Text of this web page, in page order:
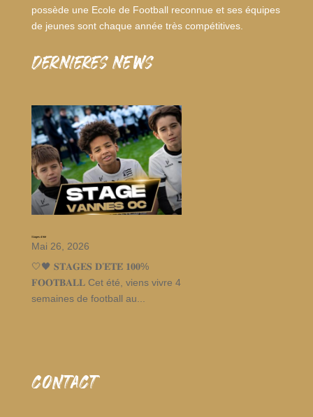
possède une Ecole de Football reconnue et ses équipes
de jeunes sont chaque année très compétitives.
dernieres news
Stages d’été
Mai 26, 2026
🤍🖤 𝐒𝐓𝐀𝐆𝐄𝐒 𝐃’𝐄́𝐓𝐄́ 𝟏𝟎𝟎%
𝐅𝐎𝐎𝐓𝐁𝐀𝐋𝐋 Cet été, viens vivre 4
semaines de football au...
CONTACT